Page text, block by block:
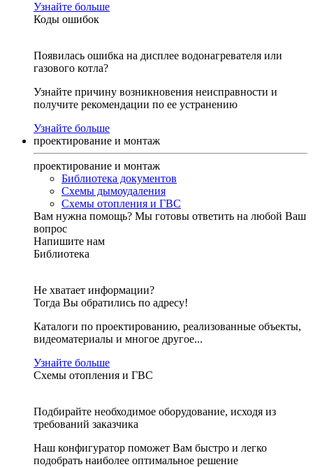
Узнайте больше
Коды ошибок
Появилась ошибка на дисплее водонагревателя или
газового котла?
Узнайте причину возникновения неисправности и
получите рекомендации по ее устранению
Узнайте больше
проектирование и монтаж
проектирование и монтаж
Библиотека документов
Схемы дымоудаления
Схемы отопления и ГВС
Вам нужна помощь? Мы готовы ответить на любой Ваш
вопрос
Напишите нам
Библиотека
Не хватает информации?
Тогда Вы обратились по адресу!
Каталоги по проектированию, реализованные объекты,
видеоматериалы и многое другое...
Узнайте больше
Схемы отопления и ГВС
Подбирайте необходимое оборудование, исходя из
требований заказчика
Наш конфигуратор поможет Вам быстро и легко
подобрать наиболее оптимальное решение